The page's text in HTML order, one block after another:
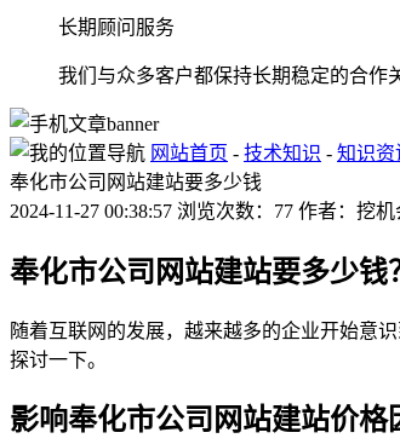
长期顾问服务
我们与众多客户都保持长期稳定的合作
网站首页 - 技术知识 - 知识资
奉化市公司网站建站要多少钱
2024-11-27 00:38:57 浏览次数：77 作者：挖
奉化市公司网站建站要多少钱
随着互联网的发展，越来越多的企业开始意
探讨一下。
影响奉化市公司网站建站价格